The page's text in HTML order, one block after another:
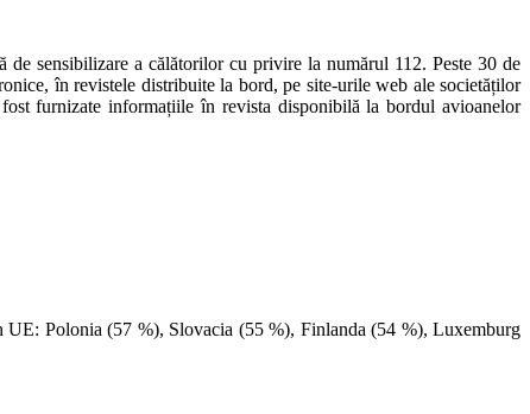
sensibilizare a călătorilor cu privire la numărul 112. Peste 30 de
în revistele distribuite la bord, pe site-urile web ale societăților
furnizate informațiile în revista disponibilă la bordul avioanelor
Polonia (57 %), Slovacia (55 %), Finlanda (54 %), Luxemburg